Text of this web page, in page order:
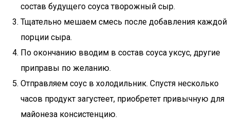
состав будущего соуса творожный сыр.
Тщательно мешаем смесь после добавления каждой
порции сыра.
По окончанию вводим в состав соуса уксус, другие
приправы по желанию.
Отправляем соус в холодильник. Спустя несколько
часов продукт загустеет, приобретет привычную для
майонеза консистенцию.